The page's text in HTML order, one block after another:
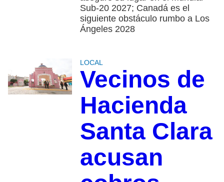
Sub-20 2027; Canadá es el
siguiente obstáculo rumbo a Los
Ángeles 2028
LOCAL
Vecinos de
Hacienda
Santa Clara
acusan